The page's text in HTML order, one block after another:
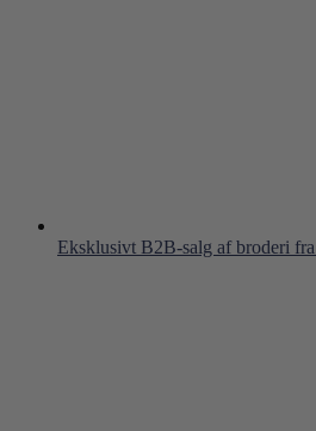
Eksklusivt B2B-salg af broderi